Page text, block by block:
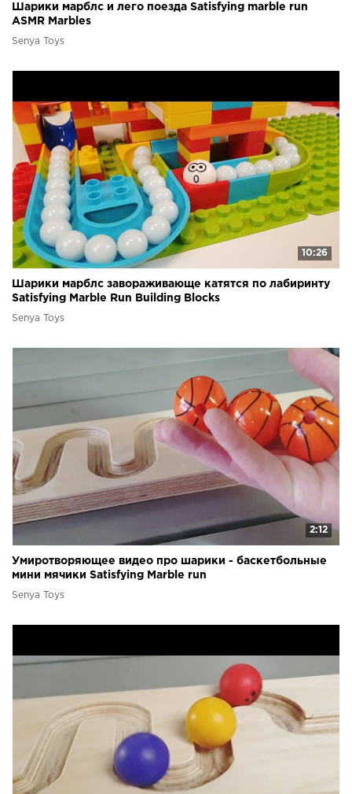
Шарики марблс и лего поезда Satisfying marble run
ASMR Marbles
Senya Toys
10:26
Шарики марблс завораживающе катятся по лабиринту
Satisfying Marble Run Building Blocks
Senya Toys
2:12
Умиротворяющее видео про шарики - баскетбольные
мини мячики Satisfying Marble run
Senya Toys